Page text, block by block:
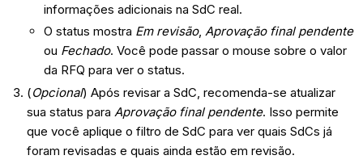
informações adicionais na SdC real.
O status mostra Em revisão, Aprovação final pendente
ou Fechado. Você pode passar o mouse sobre o valor
da RFQ para ver o status.
(Opcional) Após revisar a SdC, recomenda-se atualizar
sua status para Aprovação final pendente. Isso permite
que você aplique o filtro de SdC para ver quais SdCs já
foram revisadas e quais ainda estão em revisão.